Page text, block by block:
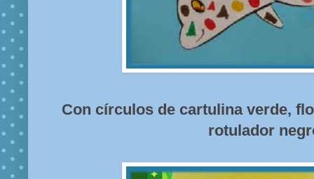
Con círculos de cartulina verde,
rotulador